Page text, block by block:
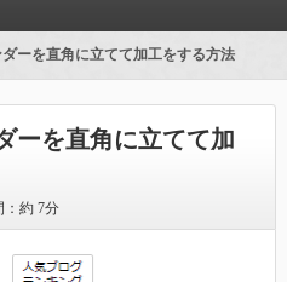
ーを直角に立てて加工をする方法
ーを直角に立てて加
：約 7分